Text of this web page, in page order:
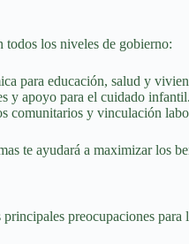
todos los niveles de gobierno:
para educación, salud y
y apoyo para el cuidado infantil.
comunitarios y vinculación
te ayudará a maximizar los
preocupaciones